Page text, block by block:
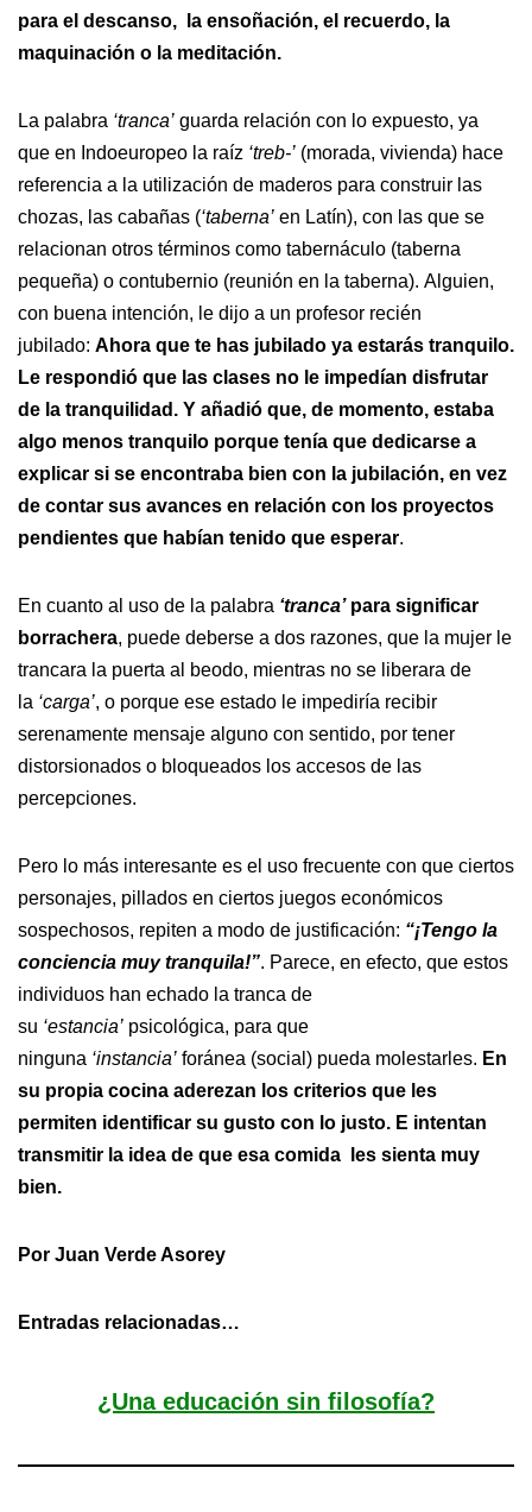
para el descanso, la ensoñación, el recuerdo, la
maquinación o la meditación.
La palabra ‘tranca’ guarda relación con lo expuesto, ya
que en Indoeuropeo la raíz ‘treb-’ (morada, vivienda) hace
referencia a la utilización de maderos para construir las
chozas, las cabañas (‘taberna’ en Latín), con las que se
relacionan otros términos como tabernáculo (taberna
pequeña) o contubernio (reunión en la taberna). Alguien,
con buena intención, le dijo a un profesor recién
jubilado: Ahora que te has jubilado ya estarás tranquilo.
Le respondió que las clases no le impedían disfrutar
de la tranquilidad. Y añadió que, de momento, estaba
algo menos tranquilo porque tenía que dedicarse a
explicar si se encontraba bien con la jubilación, en vez
de contar sus avances en relación con los proyectos
pendientes que habían tenido que esperar.
En cuanto al uso de la palabra ‘tranca’para significar
borrachera, puede deberse a dos razones, que la mujer le
trancara la puerta al beodo, mientras no se liberara de
la ‘carga’, o porque ese estado le impediría recibir
serenamente mensaje alguno con sentido, por tener
distorsionados o bloqueados los accesos de las
percepciones.
Pero lo más interesante es el uso frecuente con que ciertos
personajes, pillados en ciertos juegos económicos
sospechosos, repiten a modo de justificación: “¡Tengo la
conciencia muy tranquila!”. Parece, en efecto, que estos
individuos han echado la tranca de
su ‘estancia’ psicológica, para que
ninguna ‘instancia’ foránea (social) pueda molestarles. En
su propia cocina aderezan los criterios que les
permiten identificar su gusto con lo justo. E intentan
transmitir la idea de que esa comida les sienta muy
bien.
Por Juan Verde Asorey
Entradas relacionadas…
¿Una educación sin filosofía?